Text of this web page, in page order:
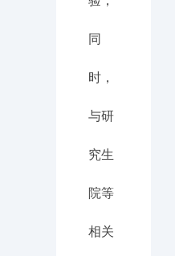
同
时，
与研
究生
院等
相关